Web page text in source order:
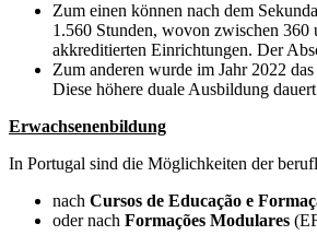
Zum einen können nach dem
1.560 Stunden, wovon zwischen 360
akkreditierten Einrichtungen. Der
Zum anderen wurde im Jahr 2022
Diese höhere duale Ausbildung
Erwachsenenbildung
In Portugal sind die Möglichkeiten der
nach Cursos de Educação e
oder nach Formações Modulares